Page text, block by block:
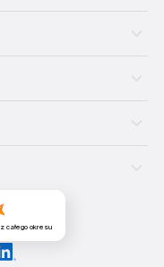
z całego okresu